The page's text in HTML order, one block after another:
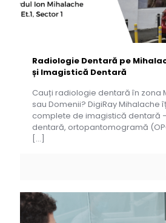
Radiologie Dentară pe
și Imagistică Dentară
Cauți radiologie dentară în zona
sau Domenii? DigiRay Mihalache
complete de imagistică dentară
dentară, ortopantomogramă
[…]